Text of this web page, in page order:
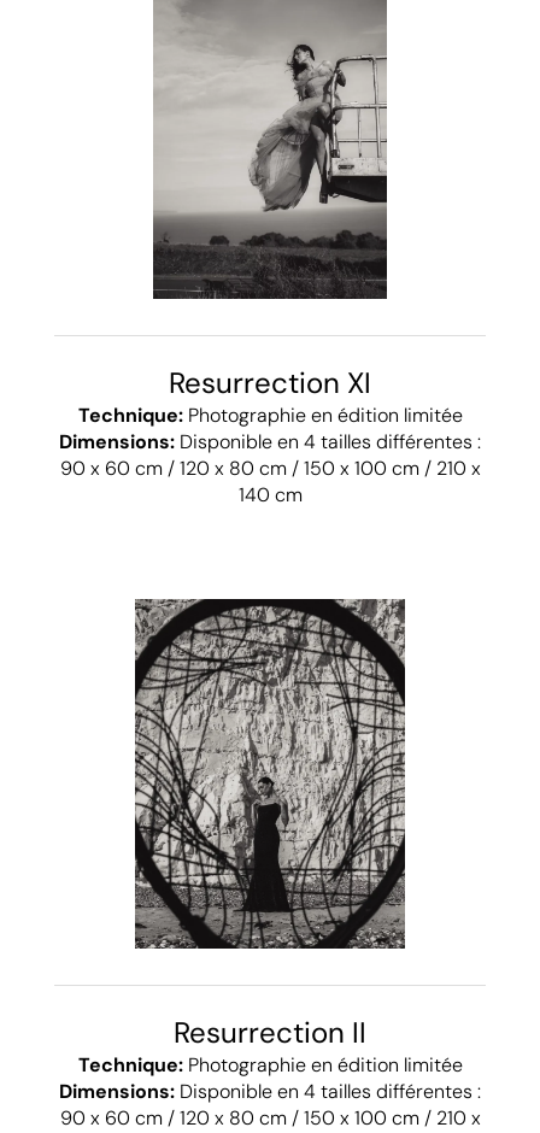
Resurrection XI
Technique:Photographie en édition limitée
Dimensions: Disponible en 4 tailles différentes :
90 x 60 cm / 120 x 80 cm / 150 x 100 cm / 210 x
140 cm
Resurrection II
Technique:Photographie en édition limitée
Dimensions: Disponible en 4 tailles différentes :
90 x 60 cm / 120 x 80 cm / 150 x 100 cm / 210 x